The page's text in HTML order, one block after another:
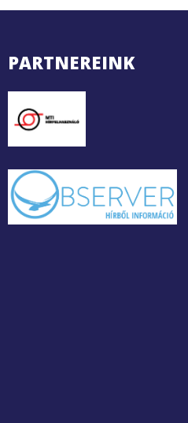
PARTNEREINK